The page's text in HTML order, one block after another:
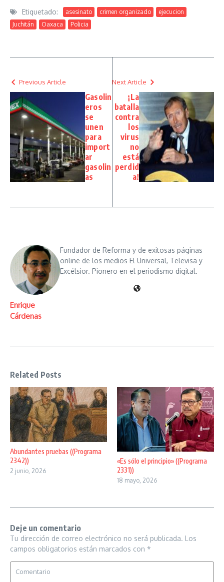
Etiquetado: asesinato crimen organizado
ejecucion
Juchitán
Oaxaca Policia
Previous Article
Gasolin
eros
se
unen
para
import
ar
gasolin
as
Next Article
¡La
batalla
contra
los
virus
no
está
perdid
a!
Enrique
Cárdenas
Fundador de Reforma y de exitosas páginas
online de los medios El Universal, Televisa y
Excélsior. Pionero en el periodismo digital.
Related Posts
Abundantes pruebas ((Programa
2342))
2 junio, 2026
«Es sólo el principio» ((Programa
2331))
18 mayo, 2026
Deje un comentario
Tu dirección de correo electrónico no será publicada. Los
campos obligatorios están marcados con *